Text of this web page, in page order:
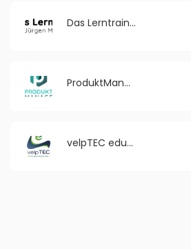
Das Lerntraining mit Jürgen Möller
ProduktManageMentor
velpTEC edutainment